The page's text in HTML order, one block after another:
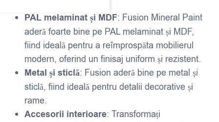
PAL melaminat și MDF: Fusion Mineral Paint
aderă foarte bine pe PAL melaminat și MDF,
fiind ideală pentru a reîmprospăta mobilierul
modern, oferind un finisaj uniform și rezistent.
Metal și sticlă: Fusion aderă bine pe metal și
sticlă, fiind ideală pentru detalii decorative și
rame.
Accesorii interioare: Transformați